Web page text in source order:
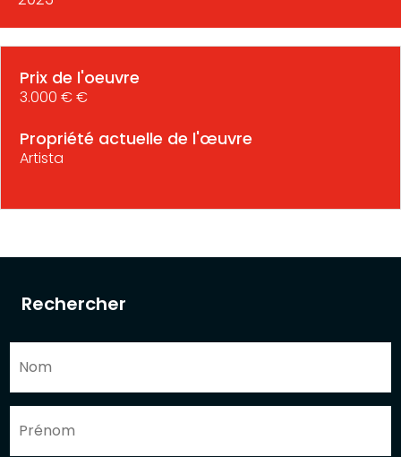
Rechercher
Prix de l'oeuvre
3.000 € €
Propriété actuelle de l'œuvre
Artista